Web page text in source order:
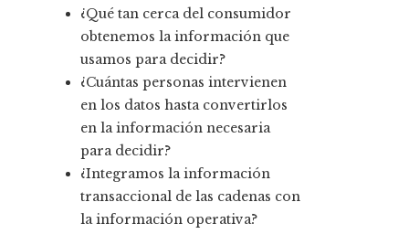
¿Qué tan cerca del consumidor
obtenemos la información que
usamos para decidir?
¿Cuántas personas intervienen
en los datos hasta convertirlos
en la información necesaria
para decidir?
¿Integramos la información
transaccional de las cadenas con
la información operativa?